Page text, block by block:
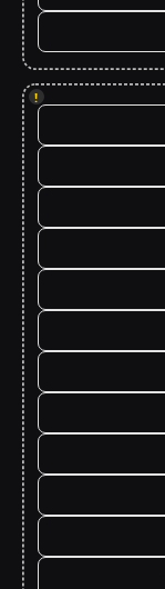
!